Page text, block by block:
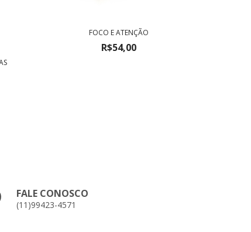
FOCO E ATENÇÃO
R$54,00
FALE CONOSCO
(11)99423-4571